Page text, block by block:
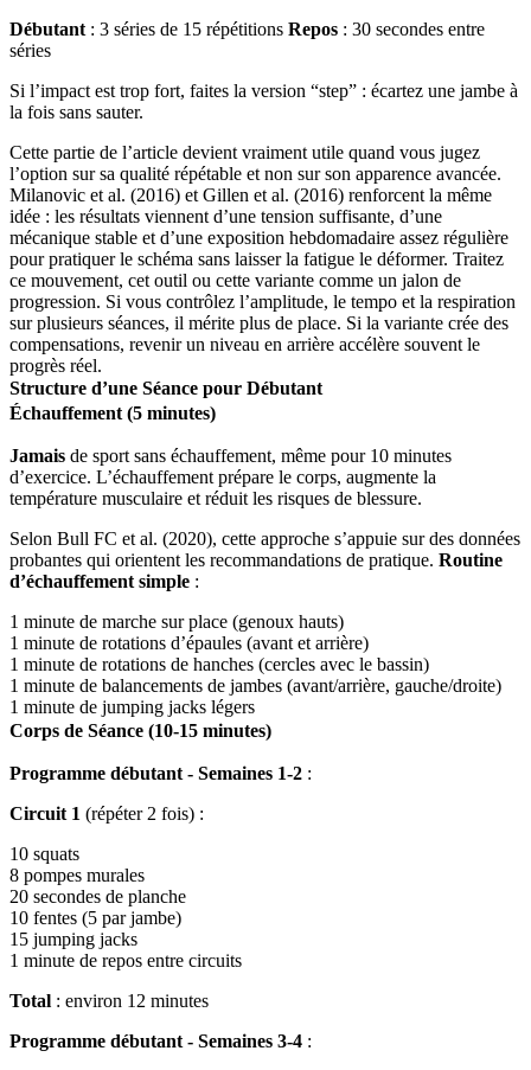
Débutant : 3 séries de 15 répétitions Repos : 30 secondes entre
séries
Si l’impact est trop fort, faites la version “step” : écartez une jambe à
la fois sans sauter.
Cette partie de l’article devient vraiment utile quand vous jugez
l’option sur sa qualité répétable et non sur son apparence avancée.
Milanovic et al. (2016) et Gillen et al. (2016) renforcent la même
idée : les résultats viennent d’une tension suffisante, d’une
mécanique stable et d’une exposition hebdomadaire assez régulière
pour pratiquer le schéma sans laisser la fatigue le déformer. Traitez
ce mouvement, cet outil ou cette variante comme un jalon de
progression. Si vous contrôlez l’amplitude, le tempo et la respiration
sur plusieurs séances, il mérite plus de place. Si la variante crée des
compensations, revenir un niveau en arrière accélère souvent le
progrès réel.
Structure d’une Séance pour Débutant
Échauffement (5 minutes)
Jamais de sport sans échauffement, même pour 10 minutes
d’exercice. L’échauffement prépare le corps, augmente la
température musculaire et réduit les risques de blessure.
Selon Bull FC et al. (2020), cette approche s’appuie sur des données
probantes qui orientent les recommandations de pratique. Routine
d’échauffement simple :
1 minute de marche sur place (genoux hauts)
1 minute de rotations d’épaules (avant et arrière)
1 minute de rotations de hanches (cercles avec le bassin)
1 minute de balancements de jambes (avant/arrière, gauche/droite)
1 minute de jumping jacks légers
Corps de Séance (10-15 minutes)
Programme débutant - Semaines 1-2 :
Circuit 1 (répéter 2 fois) :
10 squats
8 pompes murales
20 secondes de planche
10 fentes (5 par jambe)
15 jumping jacks
1 minute de repos entre circuits
Total : environ 12 minutes
Programme débutant - Semaines 3-4 :